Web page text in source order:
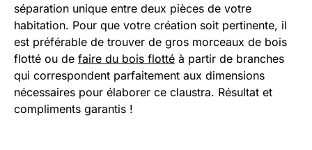
séparation unique entre deux pièces de votre
habitation. Pour que votre création soit pertinente, il
est préférable de trouver de gros morceaux de bois
flotté ou de faire du bois flotté à partir de branches
qui correspondent parfaitement aux dimensions
nécessaires pour élaborer ce claustra. Résultat et
compliments garantis !